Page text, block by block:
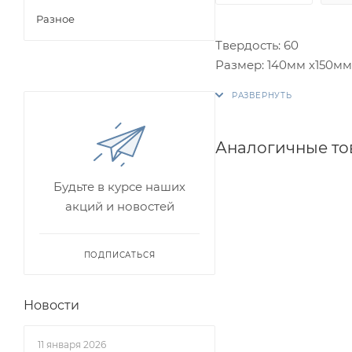
Твердость: 60
Размер: 140мм х150мм
Аналогичные
Разное
Будьте в курсе наших
акций и новостей
ПОДПИСАТЬСЯ
Новости
11 января 2026